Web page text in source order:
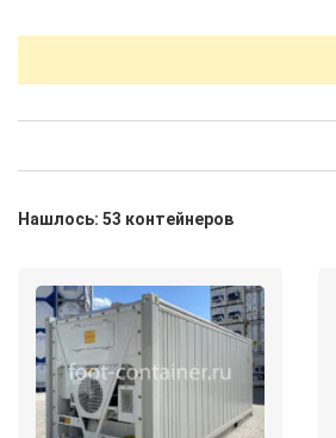
Нашлось: 53 контейнеров